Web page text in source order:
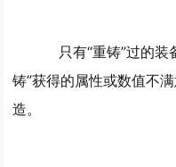
只有“重铸”过的装
铸”获得的属性或数值不
造。